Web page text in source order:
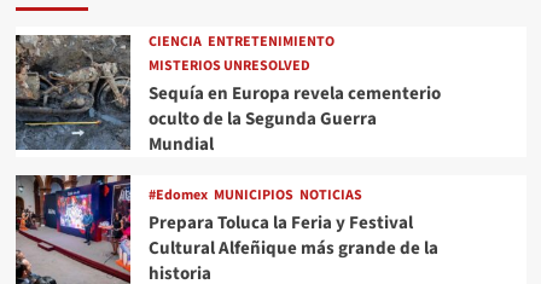
CIENCIA ENTRETENIMIENTO
MISTERIOS UNRESOLVED
Sequía en Europa revela cementerio
oculto de la Segunda Guerra
Mundial
#Edomex MUNICIPIOS NOTICIAS
Prepara Toluca la Feria y Festival
Cultural Alfeñique más grande de la
historia